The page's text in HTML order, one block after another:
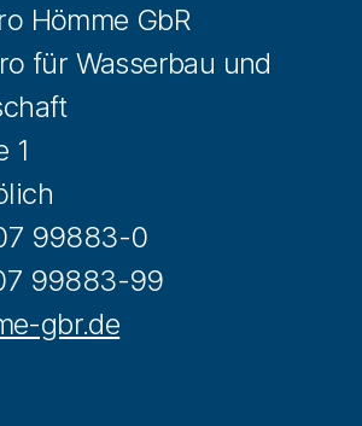
Hömme GbR
für Wasserbau und
1
99883-0
99883-99
gbr.de